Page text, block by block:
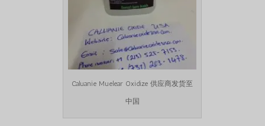
Caluanie Muelear Oxidize 供应商发货至
中国